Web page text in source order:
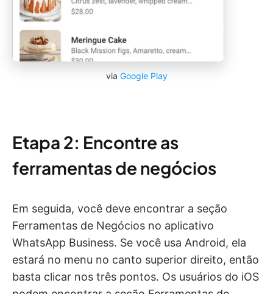
via Google Play
Etapa 2: Encontre as
ferramentas de negócios
Em seguida, você deve encontrar a seção
Ferramentas de Negócios no aplicativo
WhatsApp Business. Se você usa Android, ela
estará no menu no canto superior direito, então
basta clicar nos três pontos. Os usuários do iOS